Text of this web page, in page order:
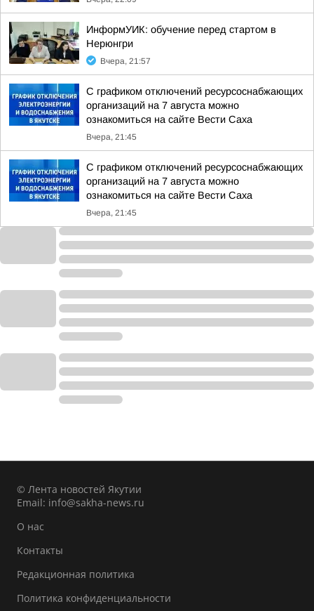
ИнформУИК: обучение перед стартом в
Нерюнгри
Вчера, 21:57
С графиком отключений ресурсоснабжающих
организаций на 7 августа можно
ознакомиться на сайте Вести Саха
Вчера, 21:45
С графиком отключений ресурсоснабжающих
организаций на 7 августа можно
ознакомиться на сайте Вести Саха
Вчера, 21:45
© Лента новостей Якутии
Email: info@sakha-news.ru
О нас
Контакты
Редакционная политика
Политика конфиденциальности